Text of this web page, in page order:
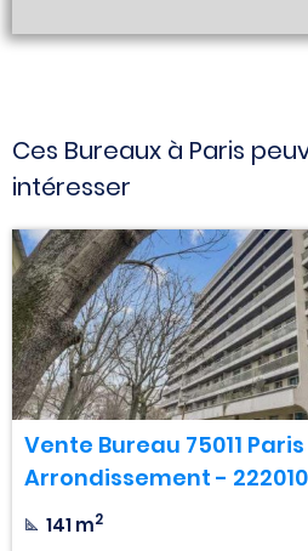
Ces Bureaux à Paris
intéresser
Vente Bureau 75011 Paris
Arrondissement -
141 m2